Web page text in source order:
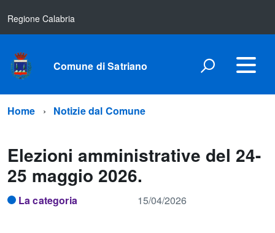
Regione Calabria
Comune di Satriano
Home Notizie dal Comune
Elezioni amministrative del 24-
25 maggio 2026.
La categoria 15/04/2026